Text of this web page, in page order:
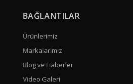
BAĞLANTILAR
Ürünlerimiz
Markalarımız
Blog ve Haberler
Video Galeri